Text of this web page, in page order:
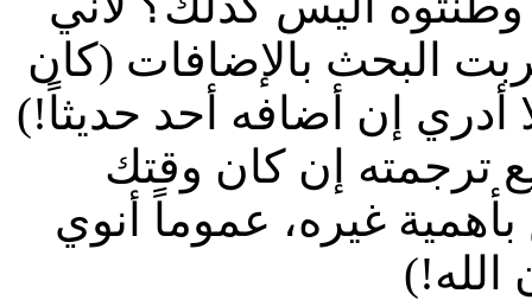
البحث بالإضافات (كان
أدري إن أضافه أحد حديثاً!)
ترجمته إن كان وقتك
غيره، عموماً أنوي
الله!)